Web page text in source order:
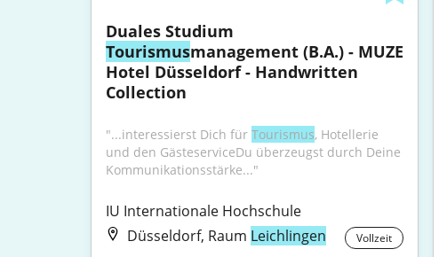
Tourismusmanagement (B.A.) - MUZE
Hotel Düsseldorf - Handwritten
Collection
"...interessierst Dich für Tourismus, Hotellerie
und den GästeserviceDu überzeugst durch Deine
Kommunikationsstärke..."
IU Internationale Hochschule
Düsseldorf, Raum Leichlingen Vollzeit